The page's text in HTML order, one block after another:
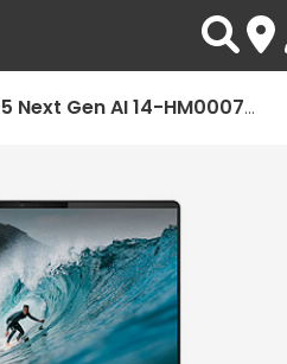
HP OmniBook 5 Next Gen AI 14-HM0007NF